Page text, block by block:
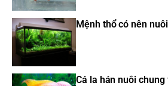
Mệnh thổ có nên
Cá la hán nuôi chung